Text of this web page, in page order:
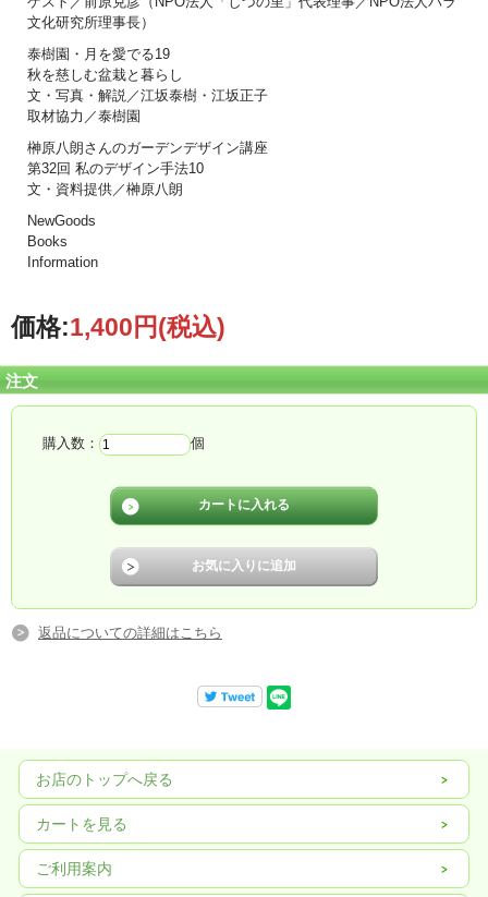
文化研究所理事長）
泰樹園・月を愛でる19
秋を慈しむ盆栽と暮らし
文・写真・解説／江坂泰樹・江坂正子
取材協力／泰樹園
榊原八朗さんのガーデンデザイン講座
第32回 私のデザイン手法10
文・資料提供／榊原八朗
NewGoods
Books
Information
価格:1,400円(税込)
注文
購入数： 個
返品についての詳細はこちら
お店のトップへ戻る
カートを見る
ご利用案内